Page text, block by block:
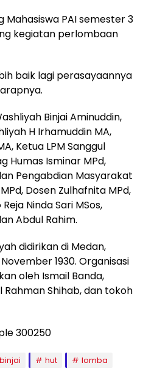
PAI semester 3
kegiatan perlombaan
baik lagi perasayaannya
Binjai Aminuddin,
H Irhamuddin MA,
Ketua LPM Sanggul
Humas Isminar MPd,
Pengabdian Masyarakat
Dosen Zulhafnita MPd,
Ninda Sari MSos,
Abdul Rahim.
didirikan di Medan,
1930. Organisasi
oleh Ismail Banda,
Rahman Shihab, dan tokoh
binjai hut
lomba